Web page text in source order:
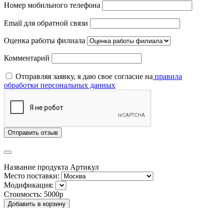
Номер мобильного телефона
Email для обратной связи
Оценка работы филиала
Комментарий
Отправляя заявку, я даю свое согласие на правила
обработки персональных данных
Отправить отзыв
Название продукта Артикул
Место поставки:
Модификация:
Стоимость: 5000р
Добавить в корзину